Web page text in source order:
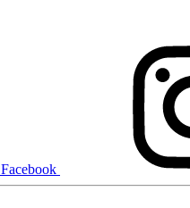
Facebook